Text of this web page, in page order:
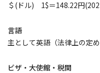
＄(ドル) 1$＝148.22円
言語
主として英語（法律上の定め
ビザ・大使館・税関